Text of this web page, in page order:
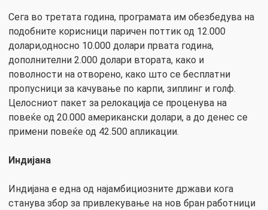
Сега во третата година, програмата им обезбедува на
подобните корисници паричен поттик од 12.000
долари,односно 10.000 долари првата година,
дополнителни 2.000 долари втората, како и
поволности на отворено, како што се бесплатни
пропусници за качување по карпи, зиплинг и голф.
Целосниот пакет за релокација се проценува на
повеќе од 20.000 американски долари, а до денес се
примени повеќе од 42.500 апликации.
Индијана
Индијана е една од најамбициозните држави кога
станува збор за привлекување на нов бран работници